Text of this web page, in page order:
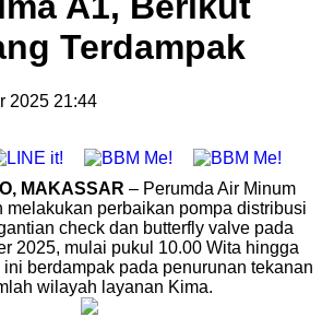
Terdampak
2025 21:44
MAKASSAR – Perumda Air Minum
melakukan perbaikan pompa distribusi
check dan butterfly valve pada
2025, mulai pukul 10.00 Wita hingga
berdampak pada penurunan tekanan
wilayah layanan Kima.